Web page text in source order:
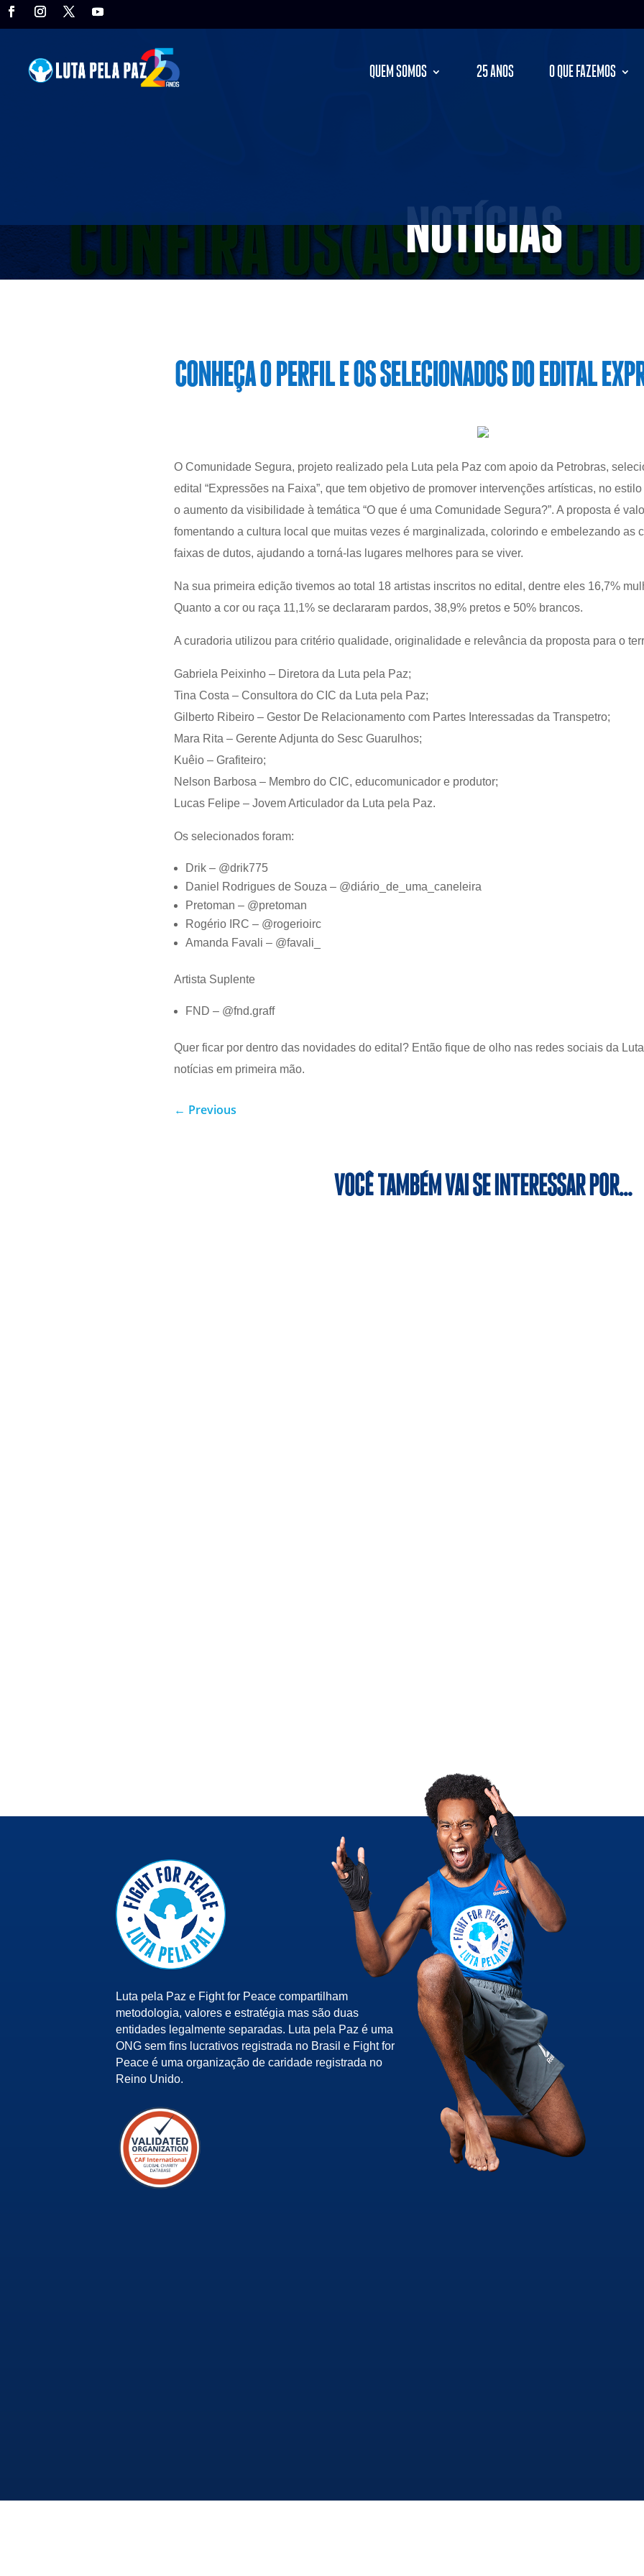
QUEM SOMOS 25 ANOS O QUE FAZEMOS
NOTÍCIAS
CONHEÇA O PERFIL E OS SELECIONADOS DO EDITAL
O Comunidade Segura, projeto realizado pela Luta pela Paz com apoio da Petrobras,
edital “Expressões na Faixa”, que tem objetivo de promover intervenções artísticas, no
o aumento da visibilidade à temática “O que é uma Comunidade Segura?”. A proposta é
fomentando a cultura local que muitas vezes é marginalizada, colorindo e embelezando as
faixas de dutos, ajudando a torná-las lugares melhores para se viver.
Na sua primeira edição tivemos ao total 18 artistas inscritos no edital, dentre eles 16,7%
Quanto a cor ou raça 11,1% se declararam pardos, 38,9% pretos e 50% brancos.
A curadoria utilizou para critério qualidade, originalidade e relevância da proposta para o
Gabriela Peixinho – Diretora da Luta pela Paz;
Tina Costa – Consultora do CIC da Luta pela Paz;
Gilberto Ribeiro – Gestor De Relacionamento com Partes Interessadas da Transpetro;
Mara Rita – Gerente Adjunta do Sesc Guarulhos;
Kuêio – Grafiteiro;
Nelson Barbosa – Membro do CIC, educomunicador e produtor;
Lucas Felipe – Jovem Articulador da Luta pela Paz.
Os selecionados foram:
Drik – @drik775
Daniel Rodrigues de Souza – @diário_de_uma_caneleira
Pretoman – @pretoman
Rogério IRC – @rogerioirc
Amanda Favali – @favali_
Artista Suplente
FND – @fnd.graff
Quer ficar por dentro das novidades do edital? Então fique de olho nas redes sociais da
notícias em primeira mão.
← Previous
VOCÊ TAMBÉM VAI SE INTERESSAR POR…
Luta pela Paz e Fight for Peace compartilham
metodologia, valores e estratégia mas são duas
entidades legalmente separadas. Luta pela Paz é uma
ONG sem fins lucrativos registrada no Brasil e Fight for
Peace é uma organização de caridade registrada no
Reino Unido.